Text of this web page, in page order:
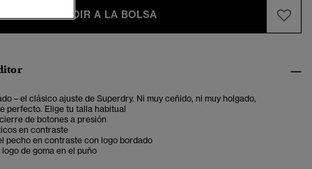
AÑADIR A LA BOLSA
– el clásico ajuste de Superdry. Ni muy ceñido, ni muy holgado,
perfecto. Elige tu talla habitual
de botones a presión
en contraste
pecho en contraste con logo bordado
de goma en el puño